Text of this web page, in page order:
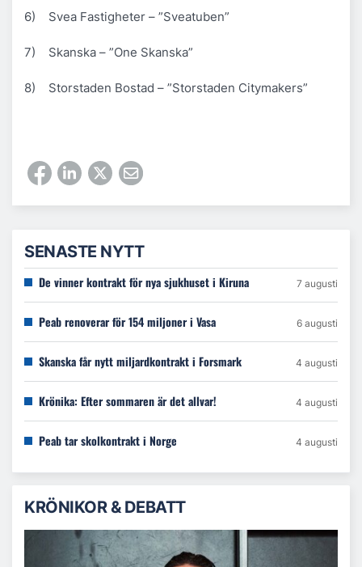
6) Svea Fastigheter – ”Sveatuben”
7) Skanska – ”One Skanska”
8) Storstaden Bostad – ”Storstaden Citymakers”
SENASTE NYTT
De vinner kontrakt för nya sjukhuset i Kiruna 7 augusti
Peab renoverar för 154 miljoner i Vasa 6 augusti
Skanska får nytt miljardkontrakt i Forsmark 4 augusti
Krönika: Efter sommaren är det allvar! 4 augusti
Peab tar skolkontrakt i Norge 4 augusti
KRÖNIKOR & DEBATT